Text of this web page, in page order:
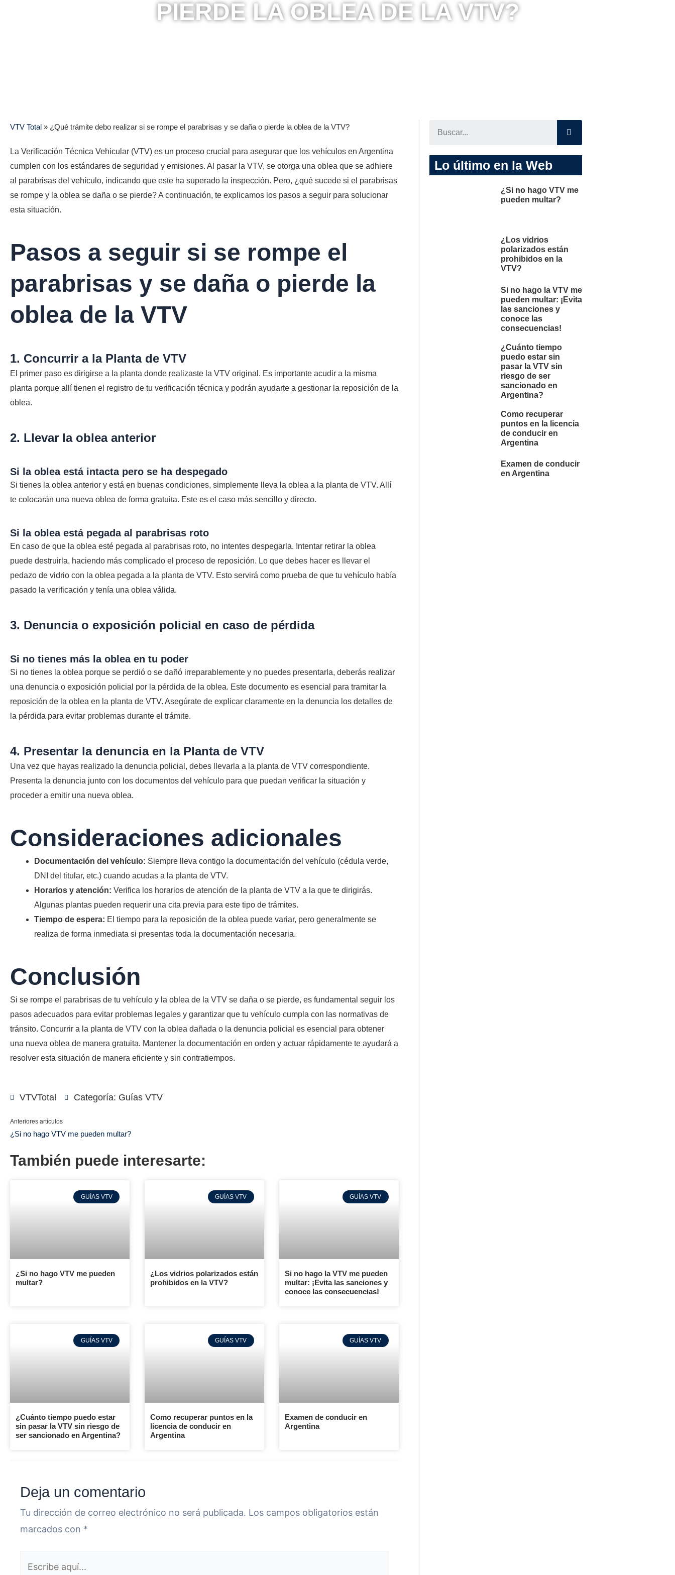
PIERDE LA OBLEA DE LA VTV?
VTV Total » ¿Qué trámite debo realizar si se rompe el parabrisas y se daña o pierde la oblea de la VTV?
La Verificación Técnica Vehicular (VTV) es un proceso crucial para asegurar que los vehículos en Argentina
cumplen con los estándares de seguridad y emisiones. Al pasar la VTV, se otorga una oblea que se adhiere
al parabrisas del vehículo, indicando que este ha superado la inspección. Pero, ¿qué sucede si el parabrisas
se rompe y la oblea se daña o se pierde? A continuación, te explicamos los pasos a seguir para solucionar
esta situación.
Pasos a seguir si se rompe el
parabrisas y se daña o pierde la
oblea de la VTV
1. Concurrir a la Planta de VTV
El primer paso es dirigirse a la planta donde realizaste la VTV original. Es importante acudir a la misma
planta porque allí tienen el registro de tu verificación técnica y podrán ayudarte a gestionar la reposición de la
oblea.
2. Llevar la oblea anterior
Si la oblea está intacta pero se ha despegado
Si tienes la oblea anterior y está en buenas condiciones, simplemente lleva la oblea a la planta de VTV. Allí
te colocarán una nueva oblea de forma gratuita. Este es el caso más sencillo y directo.
Si la oblea está pegada al parabrisas roto
En caso de que la oblea esté pegada al parabrisas roto, no intentes despegarla. Intentar retirar la oblea
puede destruirla, haciendo más complicado el proceso de reposición. Lo que debes hacer es llevar el
pedazo de vidrio con la oblea pegada a la planta de VTV. Esto servirá como prueba de que tu vehículo había
pasado la verificación y tenía una oblea válida.
3. Denuncia o exposición policial en caso de pérdida
Si no tienes más la oblea en tu poder
Si no tienes la oblea porque se perdió o se dañó irreparablemente y no puedes presentarla, deberás realizar
una denuncia o exposición policial por la pérdida de la oblea. Este documento es esencial para tramitar la
reposición de la oblea en la planta de VTV. Asegúrate de explicar claramente en la denuncia los detalles de
la pérdida para evitar problemas durante el trámite.
4. Presentar la denuncia en la Planta de VTV
Una vez que hayas realizado la denuncia policial, debes llevarla a la planta de VTV correspondiente.
Presenta la denuncia junto con los documentos del vehículo para que puedan verificar la situación y
proceder a emitir una nueva oblea.
Consideraciones adicionales
Documentación del vehículo: Siempre lleva contigo la documentación del vehículo (cédula verde,
DNI del titular, etc.) cuando acudas a la planta de VTV.
Horarios y atención: Verifica los horarios de atención de la planta de VTV a la que te dirigirás.
Algunas plantas pueden requerir una cita previa para este tipo de trámites.
Tiempo de espera: El tiempo para la reposición de la oblea puede variar, pero generalmente se
realiza de forma inmediata si presentas toda la documentación necesaria.
Conclusión
Si se rompe el parabrisas de tu vehículo y la oblea de la VTV se daña o se pierde, es fundamental seguir los
pasos adecuados para evitar problemas legales y garantizar que tu vehículo cumpla con las normativas de
tránsito. Concurrir a la planta de VTV con la oblea dañada o la denuncia policial es esencial para obtener
una nueva oblea de manera gratuita. Mantener la documentación en orden y actuar rápidamente te ayudará a
resolver esta situación de manera eficiente y sin contratiempos.
VTVTotal Categoría: Guías VTV
Anteriores artículos
¿Si no hago VTV me pueden multar?
También puede interesarte:
GUÍAS VTV
¿Si no hago VTV me pueden
multar?
GUÍAS VTV
¿Los vidrios polarizados están
prohibidos en la VTV?
GUÍAS VTV
Si no hago la VTV me pueden
multar: ¡Evita las sanciones y
conoce las consecuencias!
GUÍAS VTV
¿Cuánto tiempo puedo estar
sin pasar la VTV sin riesgo de
ser sancionado en Argentina?
GUÍAS VTV
Como recuperar puntos en la
licencia de conducir en
Argentina
GUÍAS VTV
Examen de conducir en
Argentina
Deja un comentario
Tu dirección de correo electrónico no será publicada. Los campos obligatorios están
marcados con *
SEARCH
Lo último en la Web
¿Si no hago VTV me
pueden multar?
¿Los vidrios
polarizados están
prohibidos en la
VTV?
Si no hago la VTV me
pueden multar: ¡Evita
las sanciones y
conoce las
consecuencias!
¿Cuánto tiempo
puedo estar sin
pasar la VTV sin
riesgo de ser
sancionado en
Argentina?
Como recuperar
puntos en la licencia
de conducir en
Argentina
Examen de conducir
en Argentina